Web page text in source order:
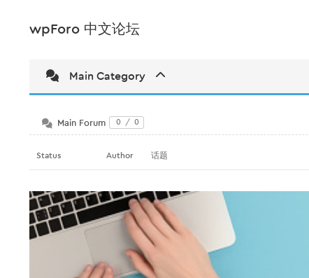
wpForo 中文论坛
Main Category
Main Forum 0 / 0
Status Author 话题